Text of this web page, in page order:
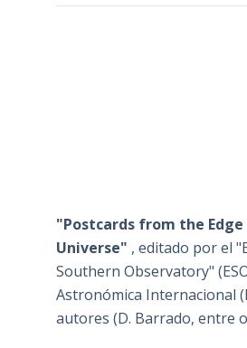
"Postcards from the
Universe" , editado por el
Southern Observatory"
Astronómica Internacional
autores (D. Barrado, entre